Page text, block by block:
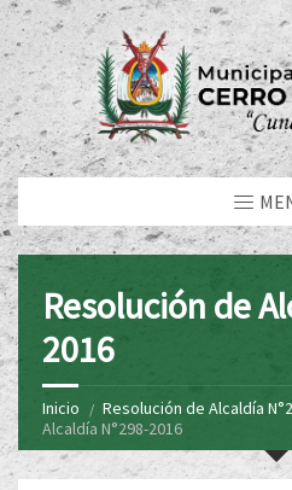
Resolución de
2016
Inicio Resolución de Alcaldía
Alcaldía N°298-2016